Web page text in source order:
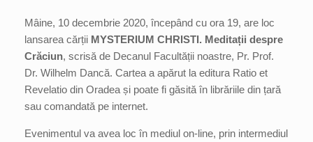
Mâine, 10 decembrie 2020, începând cu ora 19, are loc
lansarea cărții MYSTERIUM CHRISTI. Meditații despre
Crăciun, scrisă de Decanul Facultății noastre, Pr. Prof.
Dr. Wilhelm Dancă. Cartea a apărut la editura Ratio et
Revelatio din Oradea și poate fi găsită în librăriile din țară
sau comandată pe internet.
Evenimentul va avea loc în mediul on-line, prin intermediul